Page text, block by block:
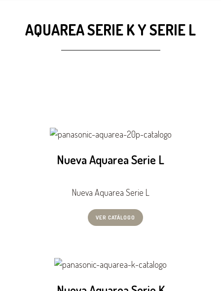
AQUAREA SERIE K Y SERIE L
Nueva Aquarea Serie L
Nueva Aquarea Serie L
VER CATÁLOGO